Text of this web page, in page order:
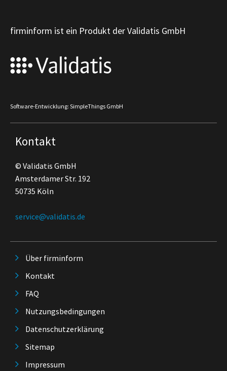
firminform ist ein Produkt der Validatis GmbH
Software-Entwicklung: SimpleThings GmbH
Kontakt
© Validatis GmbH
Amsterdamer Str. 192
50735 Köln
service@validatis.de
Über firminform
Kontakt
FAQ
Nutzungsbedingungen
Datenschutzerklärung
Sitemap
Impressum